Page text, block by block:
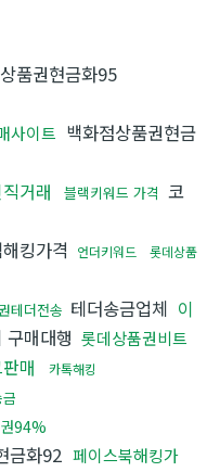
품권현금화95
사이트 백화점상품권현금
거래 블랙키워드 가격 코
킹가격 언더키워드
롯데상품
테더전송 테더송금업체 이
구매대행 롯데상품권비트
매 카톡해킹
94%
금화92 페이스북해킹가